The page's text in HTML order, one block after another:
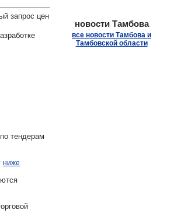
запрос цен
тендерам
ниже
новости Тамбова
все новости Тамбова и
Тамбовской области